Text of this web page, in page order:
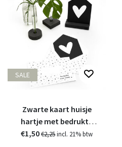
SALE
Zwarte kaart huisje
hartje met bedrukte
envelop
€1,50€2,25incl. 21% btw